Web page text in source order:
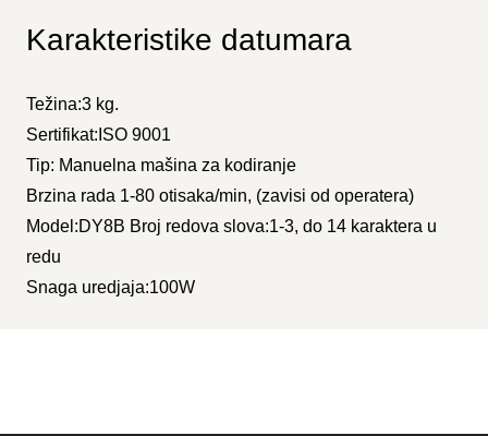
Karakteristike datumara
Težina:3 kg.
Sertifikat:ISO 9001
Tip: Manuelna mašina za kodiranje
Brzina rada 1-80 otisaka/min, (zavisi od operatera)
Model:DY8B Broj redova slova:1-3, do 14 karaktera u
redu
Snaga uredjaja:100W